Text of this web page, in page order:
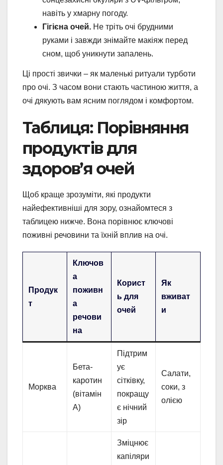
навіть у хмарну погоду.
Гігієна очей. Не тріть очі брудними
руками і завжди знімайте макіяж перед
сном, щоб уникнути запалень.
Ці прості звички – як маленькі ритуали турботи
про очі. З часом вони стають частиною життя, а
очі дякують вам ясним поглядом і комфортом.
Таблиця: Порівняння
продуктів для
здоров’я очей
Щоб краще зрозуміти, які продукти
найефективніші для зору, ознайомтеся з
таблицею нижче. Вона порівнює ключові
поживні речовини та їхній вплив на очі.
Продук
т
Ключов
а
поживн
а
речови
на
Корист
ь для
очей
Як
вживат
и
Морква
Бета-
каротин
(вітамін
А)
Підтрим
ує
сітківку,
покращу
є нічний
зір
Салати,
соки, з
олією
Зміцнює
капіляри